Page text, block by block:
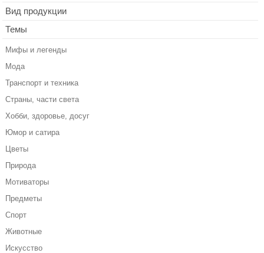
Вид продукции
Темы
Мифы и легенды
Мода
Транспорт и техника
Страны, части света
Хобби, здоровье, досуг
Юмор и сатира
Цветы
Природа
Мотиваторы
Предметы
Спорт
Животные
Искусство